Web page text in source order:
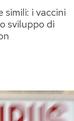
simili: i vaccini
sviluppo di